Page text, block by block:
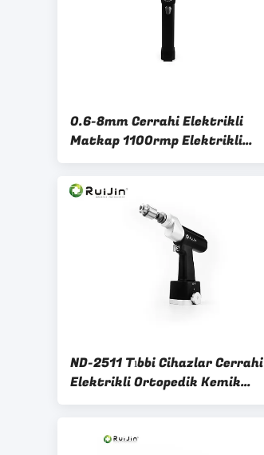
0.6-8mm Cerrahi Elektrikli
Matkap 1100rmp Elektrikli
Cerrahi Testere 7500gcm
ND-2511 Tıbbi Cihazlar Cerrahi
Elektrikli Ortopedik Kemik
Dürücüsü Çift Fonksiyonel